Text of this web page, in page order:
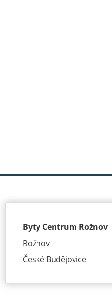
Byty Centrum Rožnov
Rožnov
České Budějovice